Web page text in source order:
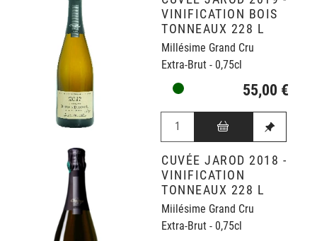
VINIFICATION BOIS
TONNEAUX 228 L
Millésime Grand Cru
Extra-Brut - 0,75cl
55,00 €
CUVÉE JAROD 2018 -
VINIFICATION
TONNEAUX 228 L
Miilésime Grand Cru
Extra-Brut - 0,75cl